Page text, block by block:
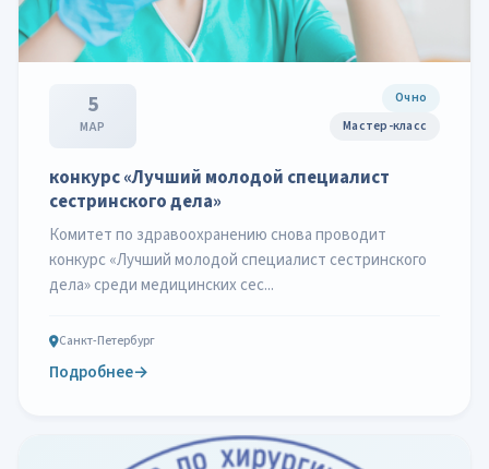
5
МАР
Очно
Мастер-класс
конкурс «Лучший молодой специалист
сестринского дела»
Комитет по здравоохранению снова проводит
конкурс «Лучший молодой специалист сестринского
дела» среди медицинских сес...
Санкт-Петербург
Подробнее→